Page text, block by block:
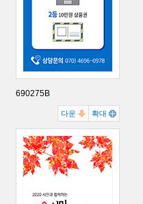
690275B
다운 확대